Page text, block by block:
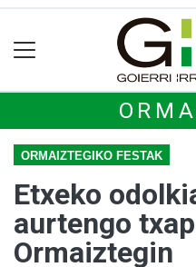
ORMAIZTEGIKO FESTAK
Etxeko
aurtengo
Ormaiztegin